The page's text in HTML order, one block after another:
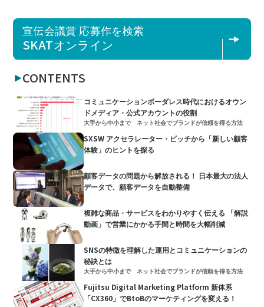
宣伝会議賞 応募作を検索
SKATオンライン
CONTENTS
コミュニケーションボーダレス時代におけるオウン
ドメディア・公式アカウントの役割
大手から中小まで ネット社会でブランドが信頼を得る方法
SXSW アクセラレーター・ピッチから「新しい顧客
体験」のヒントを探る
顧客データの問題から解放される！ 日本最大の法人
データで、顧客データを自動整備
複雑な商品・サービスをわかりやすく伝える 「解説
動画」で営業にかかる手間と時間を大幅削減
SNSの特徴を理解した運用とコミュニケーションの
秘訣とは
大手から中小まで ネット社会でブランドが信頼を得る方法
Fujitsu Digital Marketing Platform 新体系
「CX360」でBtoBのマーケティングを変える！